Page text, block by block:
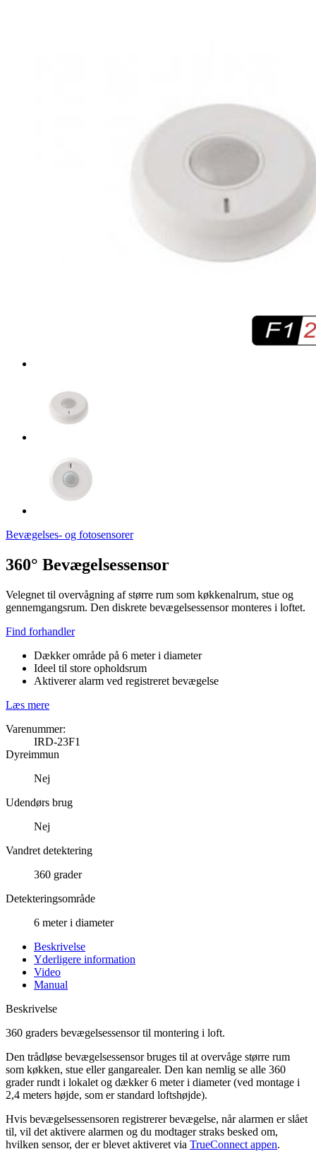
Bevægelses- og fotosensorer
360° Bevægelsessensor
Velegnet til overvågning af større rum som køkkenalrum, stue og
gennemgangsrum. Den diskrete bevægelsessensor monteres i loftet.
Find forhandler
Dækker område på 6 meter i diameter
Ideel til store opholdsrum
Aktiverer alarm ved registreret bevægelse
Læs mere
Varenummer:
IRD-23F1
Dyreimmun
Nej
Udendørs brug
Nej
Vandret detektering
360 grader
Detekteringsområde
6 meter i diameter
Beskrivelse
Yderligere information
Video
Manual
Beskrivelse
360 graders bevægelsessensor til montering i loft.
Den trådløse bevægelsessensor bruges til at overvåge større rum
som køkken, stue eller gangarealer. Den kan nemlig se alle 360
grader rundt i lokalet og dækker 6 meter i diameter (ved montage i
2,4 meters højde, som er standard loftshøjde).
Hvis bevægelsessensoren registrerer bevægelse, når alarmen er slået
til, vil det aktivere alarmen og du modtager straks besked om,
hvilken sensor, der er blevet aktiveret via TrueConnect appen.